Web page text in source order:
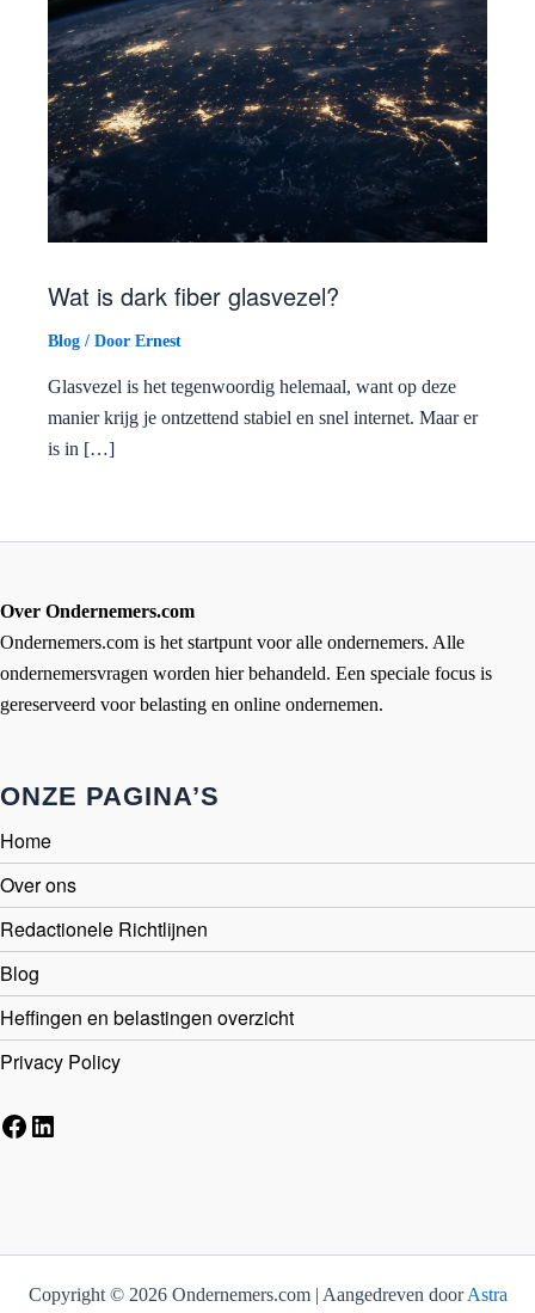
Wat is dark fiber glasvezel?
Blog / Door Ernest
Glasvezel is het tegenwoordig helemaal, want op deze
manier krijg je ontzettend stabiel en snel internet. Maar er
is in […]
Over Ondernemers.com
Ondernemers.com is het startpunt voor alle ondernemers. Alle
ondernemersvragen worden hier behandeld. Een speciale focus is
gereserveerd voor belasting en online ondernemen.
ONZE PAGINA’S
Home
Over ons
Redactionele Richtlijnen
Blog
Heffingen en belastingen overzicht
Privacy Policy
Facebook
LinkedIn
Copyright © 2026 Ondernemers.com | Aangedreven doorAstra